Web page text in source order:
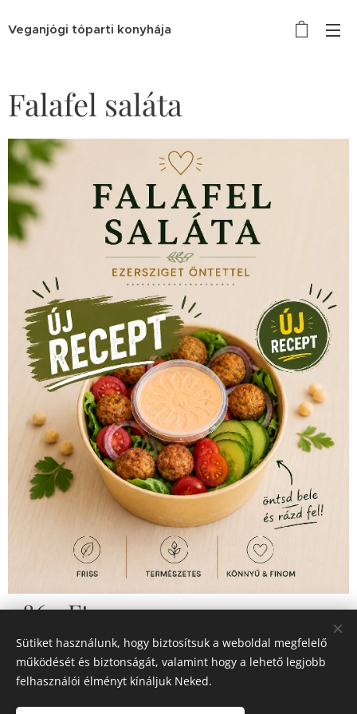
Veganjógi tóparti konyhája
Falafel saláta
1 860Ft
© 2026 Minden jog fenntartva
Sütik
Sütiket használunk, hogy biztosítsuk a weboldal megfelelő
működését és biztonságát, valamint hogy a lehető legjobb
felhasználói élményt kínáljuk Neked.